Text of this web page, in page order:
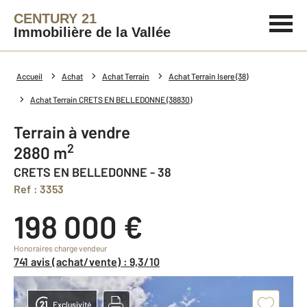
CENTURY 21
Immobilière de la Vallée
Accueil Achat Achat Terrain Achat Terrain Isere (38)
Achat Terrain CRETS EN BELLEDONNE (38830)
Terrain à vendre
2880 m2
CRETS EN BELLEDONNE - 38
Ref : 3353
198 000 €
Honoraires charge vendeur
741 avis (achat/vente) : 9,3/10
Exclusivité